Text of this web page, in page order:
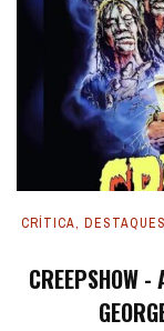
CRÍTICA, DESTAQUES
CREEPSHOW -